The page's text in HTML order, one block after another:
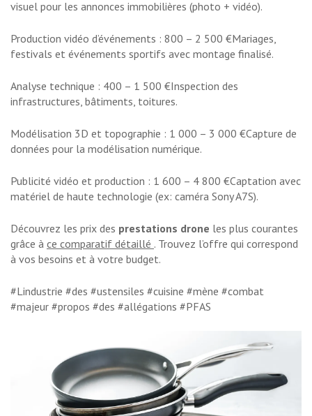
visuel pour les annonces immobilières (photo + vidéo).
Production vidéo d’événements : 800 – 2 500 €Mariages,
festivals et événements sportifs avec montage finalisé.
Analyse technique : 400 – 1 500 €Inspection des
infrastructures, bâtiments, toitures.
Modélisation 3D et topographie : 1 000 – 3 000 €Capture de
données pour la modélisation numérique.
Publicité vidéo et production : 1 600 – 4 800 €Captation avec
matériel de haute technologie (ex: caméra Sony A7S).
Découvrez les prix des prestations drone les plus courantes
grâce à ce comparatif détaillé . Trouvez l’offre qui correspond
à vos besoins et à votre budget.
#Lindustrie #des #ustensiles #cuisine #mène #combat
#majeur #propos #des #allégations #PFAS